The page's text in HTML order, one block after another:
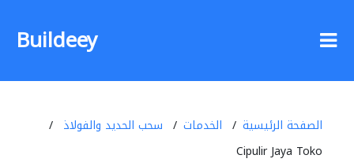
Buildeey
الصفحة الرئيسية الخدمات
سحب الحديد والفولاذ
Cipulir Jaya Toko